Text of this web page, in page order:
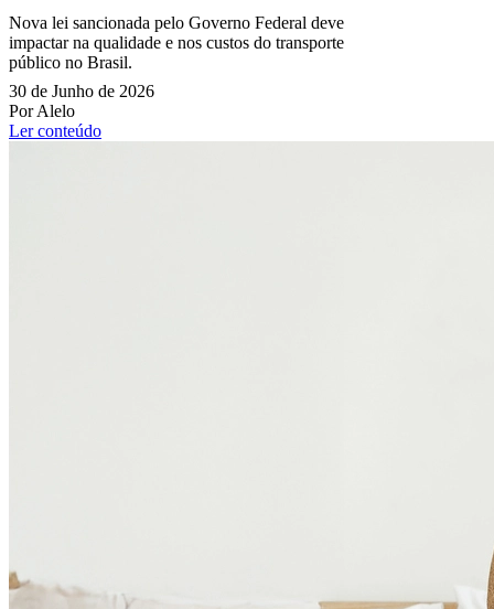
Nova lei sancionada pelo Governo Federal deve
impactar na qualidade e nos custos do transporte
público no Brasil.
30 de Junho de 2026
Por Alelo
Ler conteúdo